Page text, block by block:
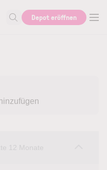
Suche nach Aktie, Autor...
Depot eröffnen
12 Monate